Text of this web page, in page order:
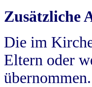
Zusätzliche
Die im
Eltern oder
übernommen.